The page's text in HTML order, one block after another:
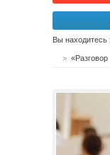
Вы находитесь